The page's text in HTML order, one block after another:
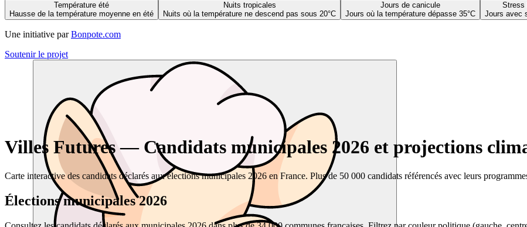
Température été
Hausse de la température moyenne en été
Nuits tropicales
Nuits où la température ne descend pas sous 20°C
Jours de canicule
Jours où la température dépasse 35°C
Stress
Jours avec
Une initiative par Bonpote.com
Soutenir le projet
Villes Futures — Candidats municipales 2026 et projections
Carte interactive des candidats déclarés aux élections municipales 2026 en France. Plus de 50 000 candidats référencés avec leurs
Élections municipales 2026